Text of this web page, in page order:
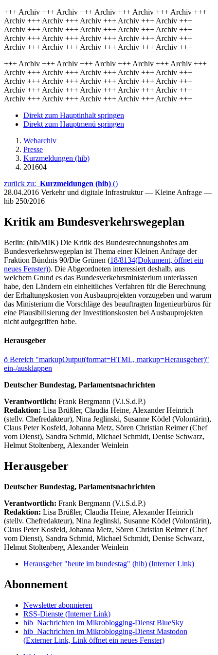
+++ Archiv +++ Archiv +++ Archiv +++ Archiv +++ Archiv +++
Archiv +++ Archiv +++ Archiv +++ Archiv +++ Archiv +++
Archiv +++ Archiv +++ Archiv +++ Archiv +++ Archiv +++
Archiv +++ Archiv +++ Archiv +++ Archiv +++ Archiv +++
Archiv +++ Archiv +++ Archiv +++ Archiv +++ Archiv +++
+++ Archiv +++ Archiv +++ Archiv +++ Archiv +++ Archiv +++
Archiv +++ Archiv +++ Archiv +++ Archiv +++ Archiv +++
Archiv +++ Archiv +++ Archiv +++ Archiv +++ Archiv +++
Archiv +++ Archiv +++ Archiv +++ Archiv +++ Archiv +++
Archiv +++ Archiv +++ Archiv +++ Archiv +++ Archiv +++
Direkt zum Hauptinhalt springen
Direkt zum Hauptmenü springen
Webarchiv
Presse
Kurzmeldungen (hib)
201604
zurück zu: Kurzmeldungen (hib) ()
28.04.2016 Verkehr und digitale Infrastruktur — Kleine Anfrage —
hib 250/2016
Kritik am Bundesverkehrswegeplan
Berlin: (hib/MIK) Die Kritik des Bundesrechnungshofes am
Bundesverkehrswegeplan ist Thema einer Kleinen Anfrage der
Fraktion Bündnis 90/Die Grünen (18/8134(Dokument, öffnet ein
neues Fenster)). Die Abgeordneten interessiert deshalb, aus
welchem Grund es das Bundesverkehrsministerium unterlassen
habe, den Ländern ein einheitliches Verfahren für die Berechnung
der Erhaltungskosten von Ausbauprojekten vorzugeben und warum
das Ministerium die Vorschläge des beauftragten Ingenieurbüros für
eine Plausibilisierung der Investitionskosten bei Ausbauprojekten
nicht aufgegriffen habe.
Herausgeber
ö Bereich "markupOutput(format=HTML, markup=Herausgeber)"
ein-/ausklappen
Deutscher Bundestag, Parlamentsnachrichten
Verantwortlich: Frank Bergmann (V.i.S.d.P.)
Redaktion: Lisa Brüßler, Claudia Heine, Alexander Heinrich
(stellv. Chefredakteur), Nina Jeglinski, Susanne Ködel (Volontärin),
Claus Peter Kosfeld, Johanna Metz, Sören Christian Reimer (Chef
vom Dienst), Sandra Schmid, Michael Schmidt, Denise Schwarz,
Helmut Stoltenberg, Alexander Weinlein
Herausgeber
Deutscher Bundestag, Parlamentsnachrichten
Verantwortlich: Frank Bergmann (V.i.S.d.P.)
Redaktion: Lisa Brüßler, Claudia Heine, Alexander Heinrich
(stellv. Chefredakteur), Nina Jeglinski, Susanne Ködel (Volontärin),
Claus Peter Kosfeld, Johanna Metz, Sören Christian Reimer (Chef
vom Dienst), Sandra Schmid, Michael Schmidt, Denise Schwarz,
Helmut Stoltenberg, Alexander Weinlein
Herausgeber "heute im bundestag" (hib) (Interner Link)
Abonnement
Newsletter abonnieren
RSS-Dienste (Interner Link)
hib_Nachrichten im Mikroblogging-Dienst BlueSky
hib_Nachrichten im Mikroblogging-Dienst Mastodon
(Externer Link, Link öffnet ein neues Fenster)